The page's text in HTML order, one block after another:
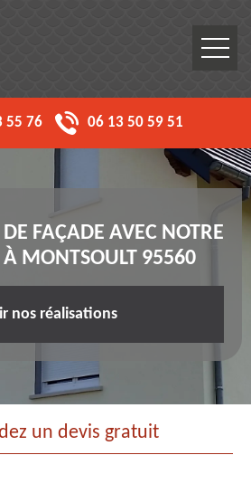
55 76 06 13 50 59 51
FAÇADE AVEC NOTRE
À MONTSOULT 95560
nos réalisations
un devis gratuit